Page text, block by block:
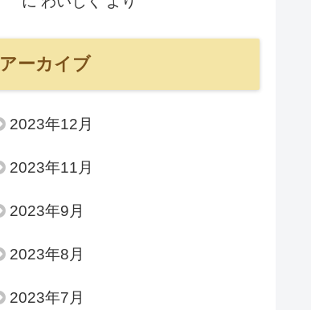
アーカイブ
2023年12月
2023年11月
2023年9月
2023年8月
2023年7月